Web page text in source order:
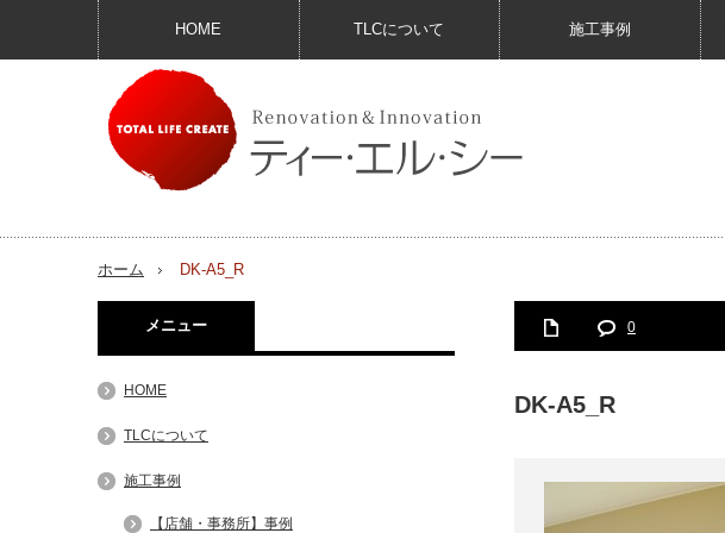
HOME TLCについて 施工事例
ホーム DK-A5_R
0
DK-A5_R
メニュー
HOME
TLCについて
施工事例
【店舗・事務所】事例